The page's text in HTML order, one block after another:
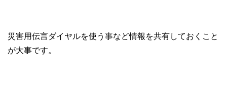
災害用伝言ダイヤルを使う事など情報を共有しておくこと
が大事です。